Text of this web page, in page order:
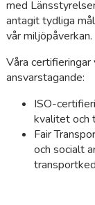
med
antagit tydliga
vår miljöpåverkan.
Våra certifieringar
ansvarstagande:
ISO-
kvalitet och
Fair
och socialt